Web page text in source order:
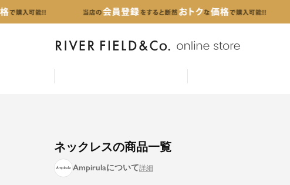
ネックレスの商品一覧
Ampirulaについて